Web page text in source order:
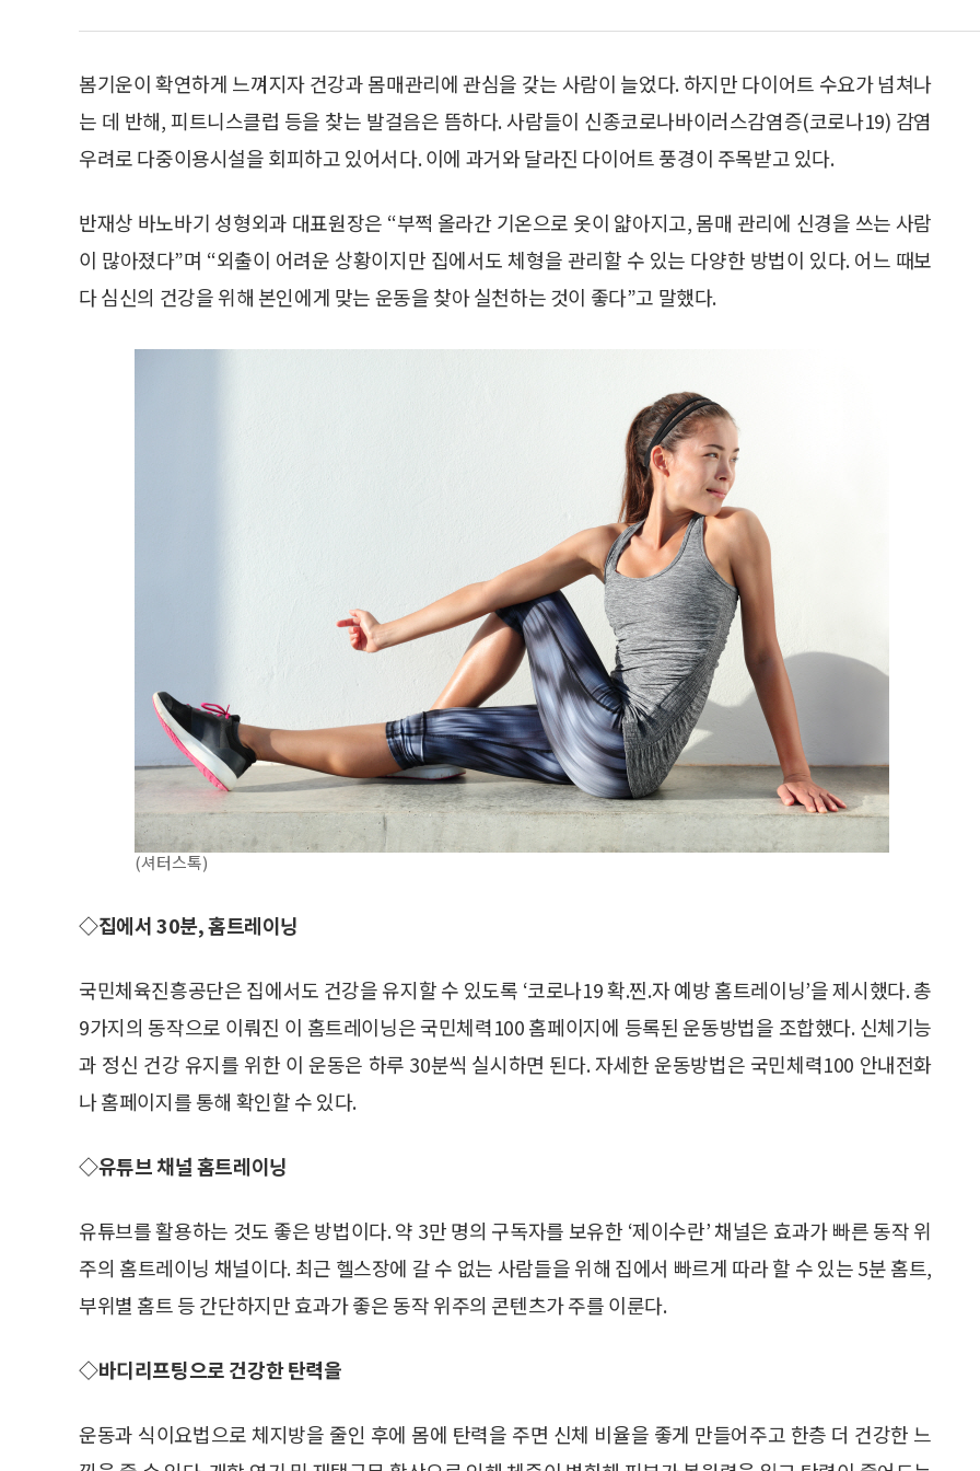
봄기운이 확연하게 느껴지자 건강과 몸매관리에 관심을 갖는 사람이 늘었다. 하지만 다이어트 수요가 넘쳐나
는 데 반해, 피트니스클럽 등을 찾는 발걸음은 뜸하다. 사람들이 신종코로나바이러스감염증(코로나19) 감염
우려로 다중이용시설을 회피하고 있어서다. 이에 과거와 달라진 다이어트 풍경이 주목받고 있다.
반재상 바노바기 성형외과 대표원장은 “부쩍 올라간 기온으로 옷이 얇아지고, 몸매 관리에 신경을 쓰는 사람
이 많아졌다”며 “외출이 어려운 상황이지만 집에서도 체형을 관리할 수 있는 다양한 방법이 있다. 어느 때보
다 심신의 건강을 위해 본인에게 맞는 운동을 찾아 실천하는 것이 좋다”고 말했다.
(셔터스톡)
◇집에서 30분, 홈트레이닝
국민체육진흥공단은 집에서도 건강을 유지할 수 있도록 ‘코로나19 확.찐.자 예방 홈트레이닝’을 제시했다. 총
9가지의 동작으로 이뤄진 이 홈트레이닝은 국민체력100 홈페이지에 등록된 운동방법을 조합했다. 신체기능
과 정신 건강 유지를 위한 이 운동은 하루 30분씩 실시하면 된다. 자세한 운동방법은 국민체력100 안내전화
나 홈페이지를 통해 확인할 수 있다.
◇유튜브 채널 홈트레이닝
유튜브를 활용하는 것도 좋은 방법이다. 약 3만 명의 구독자를 보유한 ‘제이수란’ 채널은 효과가 빠른 동작 위
주의 홈트레이닝 채널이다. 최근 헬스장에 갈 수 없는 사람들을 위해 집에서 빠르게 따라 할 수 있는 5분 홈트,
부위별 홈트 등 간단하지만 효과가 좋은 동작 위주의 콘텐츠가 주를 이룬다.
◇바디리프팅으로 건강한 탄력을
운동과 식이요법으로 체지방을 줄인 후에 몸에 탄력을 주면 신체 비율을 좋게 만들어주고 한층 더 건강한 느